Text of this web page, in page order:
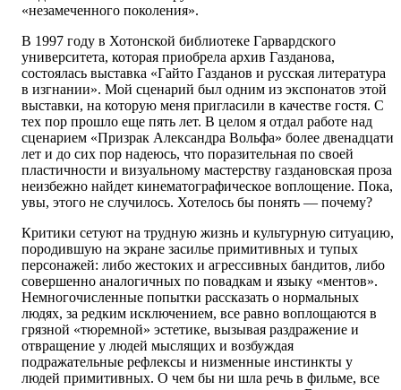
«незамеченного поколения».
В 1997 году в Хотонской библиотеке Гарвардского
университета, которая приобрела архив Газданова,
состоялась выставка «Гайто Газданов и русская литература
в изгнании». Мой сценарий был одним из экспонатов этой
выставки, на которую меня пригласили в качестве гостя. С
тех пор прошло еще пять лет. В целом я отдал работе над
сценарием «Призрак Александра Вольфа» более двенадцати
лет и до сих пор надеюсь, что поразительная по своей
пластичности и визуальному мастерству газдановская проза
неизбежно найдет кинематографическое воплощение. Пока,
увы, этого не случилось. Хотелось бы понять — почему?
Критики сетуют на трудную жизнь и культурную ситуацию,
породившую на экране засилье примитивных и тупых
персонажей: либо жестоких и агрессивных бандитов, либо
совершенно аналогичных по повадкам и языку «ментов».
Немногочисленные попытки рассказать о нормальных
людях, за редким исключением, все равно воплощаются в
грязной «тюремной» эстетике, вызывая раздражение и
отвращение у людей мыслящих и возбуждая
подражательные рефлексы и низменные инстинкты у
людей примитивных. О чем бы ни шла речь в фильме, все